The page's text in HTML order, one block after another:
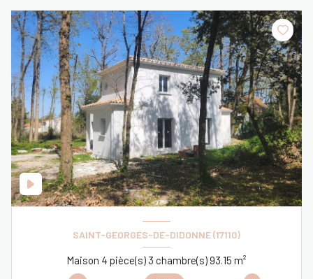
SAINT-GEORGES-DE-DIDONNE (17110)
Maison 4 pièce(s) 3 chambre(s) 93.15 m²